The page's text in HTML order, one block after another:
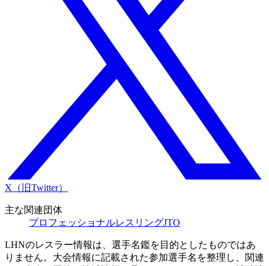
X（旧Twitter）
主な関連団体
プロフェッショナルレスリングJTO
LHNのレスラー情報は、選手名鑑を目的としたものではあ
りません。大会情報に記載された参加選手名を整理し、関連